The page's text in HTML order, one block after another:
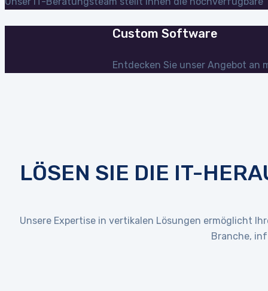
Custom Software
Entdecken Sie unser Angebot an
LÖSEN SIE DIE IT-
Unsere Expertise in vertikalen Lösungen ermöglicht
Branche,